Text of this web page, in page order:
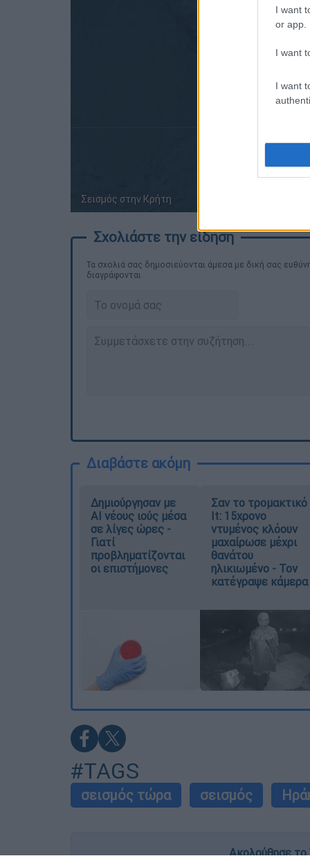
I want
or app.
I want
I want
Σεισμός στην Κρήτη
Τα σχολιά σας δημοσιεύονται άμεσα με δική σας
διαγράφονται
Διαβάστε ακόμη
Δημιούργησαν με
AI νέους ιούς μέσα
σε λίγες ώρες -
Γιατί
προβληματίζονται
οι επιστήμονες
Σαν το τρομακτικό
It: 15χρονο
ντυμένος κλόουν
μαχαίρωσε μέχρι
θανάτου
ηλικιωμένο - Τον
κατέγραψε κάμερα
#TAGS
σεισμός τώρα σεισμός
Ακολούθησε το